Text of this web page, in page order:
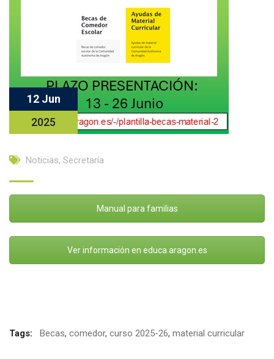
12 Jun
2025
Noticias, Secretaría
Manual para familias
Ver información en educa.aragon.es
Tags: Becas, comedor, curso 2025-26, material curricular